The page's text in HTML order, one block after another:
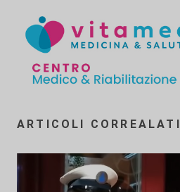
ARTICOLI CORREALATI